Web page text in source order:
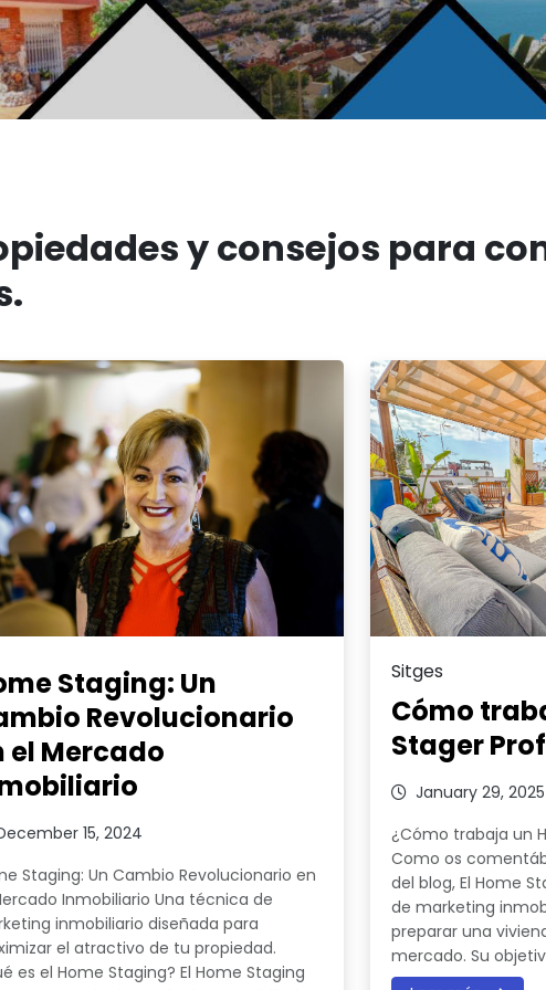
y consejos para
Staging: Un
Revolucionario
el Mercado
15, 2024
Staging: Un Cambio Revolucionario en
Inmobiliario Una técnica de
inmobiliario diseñada para
el atractivo de tu propiedad.
es el Home Staging? El Home Staging
Sitges
Cómo
Stager
January 29, 2025
¿Cómo trabaja un
Como os
del blog, El Home
de marketing
preparar una
mercado. Su